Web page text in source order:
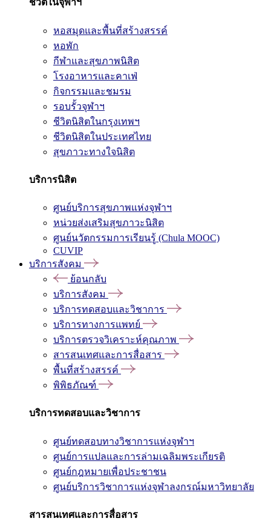
ชีวิตในจุฬาฯ
หอสมุดและพื้นที่สร้างสรรค์
หอพัก
กีฬาและสุขภาพนิสิต
โรงอาหารและคาเฟ่
กิจกรรมและชมรม
รอบรั้วจุฬาฯ
ชีวิตนิสิตในกรุงเทพฯ
ชีวิตนิสิตในประเทศไทย
สุขภาวะทางใจนิสิต
บริการนิสิต
ศูนย์บริการสุขภาพแห่งจุฬาฯ
หน่วยส่งเสริมสุขภาวะนิสิต
ศูนย์นวัตกรรมการเรียนรู้ (Chula MOOC)
CUVIP
บริการสังคม
ย้อนกลับ
บริการสังคม
บริการทดสอบและวิชาการ
บริการทางการแพทย์
บริการตรวจวิเคราะห์คุณภาพ
สารสนเทศและการสื่อสาร
พื้นที่สร้างสรรค์
พิพิธภัณฑ์
บริการทดสอบและวิชาการ
ศูนย์ทดสอบทางวิชาการแห่งจุฬาฯ
ศูนย์การแปลและการล่ามเฉลิมพระเกียรติ
ศูนย์กฎหมายเพื่อประชาชน
ศูนย์บริการวิชาการแห่งจุฬาลงกรณ์มหาวิทยาลัย
สารสนเทศและการสื่อสาร